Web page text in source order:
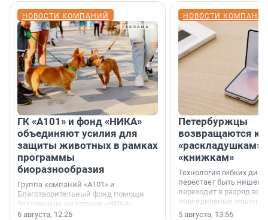
НОВОСТИ КОМПАНИЙ
ГК «А101» и фонд «НИКА»
объединяют усилия для
защиты животных в рамках
программы
биоразнообразия
Группа компаний «А101» и
Благотворительный фонд помощи
бездомным животным «НИКА»
заключили соглашение о
6 августа, 12:26
НОВОСТИ
Петербуржцы
возвращаются к
«раскладушкам»
«книжкам»
Технология гибких
перестает быть
переходит в разряд
повседневных
5 августа, 13:56